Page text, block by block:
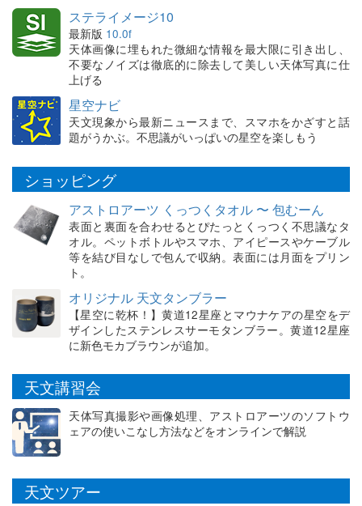
ステライメージ10
最新版 10.0f
天体画像に埋もれた微細な情報を最大限に引き出し、
不要なノイズは徹底的に除去して美しい天体写真に仕
上げる
星空ナビ
天文現象から最新ニュースまで、スマホをかざすと話
題がうかぶ。不思議がいっぱいの星空を楽しもう
ショッピング
アストロアーツ くっつくタオル 〜 包むーん
表面と裏面を合わせるとぴたっとくっつく不思議なタ
オル。ペットボトルやスマホ、アイピースやケーブル
等を結び目なしで包んで収納。表面には月面をプリン
ト。
オリジナル 天文タンブラー
【星空に乾杯！】黄道12星座とマウナケアの星空をデ
ザインしたステンレスサーモタンブラー。黄道12星座
に新色モカブラウンが追加。
天文講習会
天体写真撮影や画像処理、アストロアーツのソフトウ
ェアの使いこなし方法などをオンラインで解説
天文ツアー